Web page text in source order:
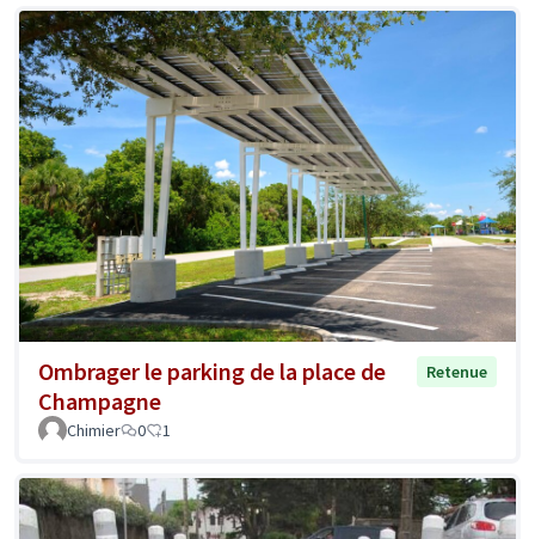
Ombrager le parking de la place de
Champagne
Retenue
Chimier 0 1